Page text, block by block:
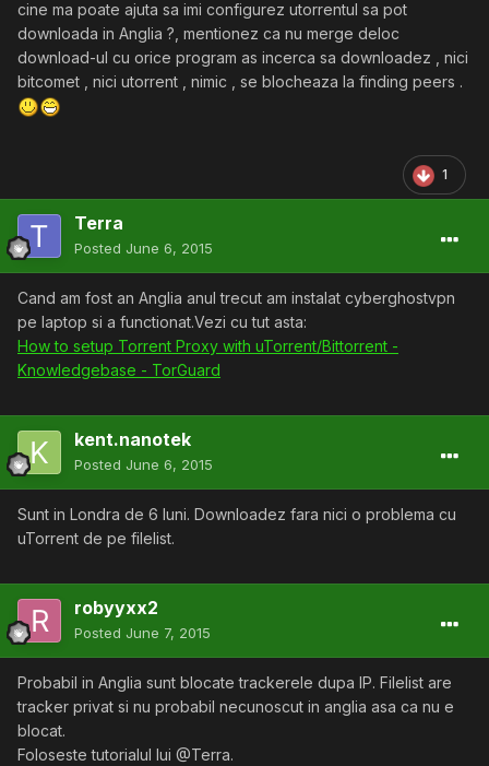
cine ma poate ajuta sa imi configurez utorrentul sa pot
downloada in Anglia ?, mentionez ca nu merge deloc
download-ul cu orice program as incerca sa downloadez , nici
bitcomet , nici utorrent , nimic , se blocheaza la finding peers .
1
Terra
Posted June 6, 2015
Cand am fost an Anglia anul trecut am instalat cyberghostvpn
pe laptop si a functionat.Vezi cu tut asta:
How to setup Torrent Proxy with uTorrent/Bittorrent -
Knowledgebase - TorGuard
kent.nanotek
Posted June 6, 2015
Sunt in Londra de 6 luni. Downloadez fara nici o problema cu
uTorrent de pe filelist.
robyyxx2
Posted June 7, 2015
Probabil in Anglia sunt blocate trackerele dupa IP. Filelist are
tracker privat si nu probabil necunoscut in anglia asa ca nu e
blocat.
Foloseste tutorialul lui @Terra.